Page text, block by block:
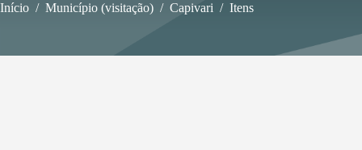
Início / Município (visitação) / Capivari / Itens